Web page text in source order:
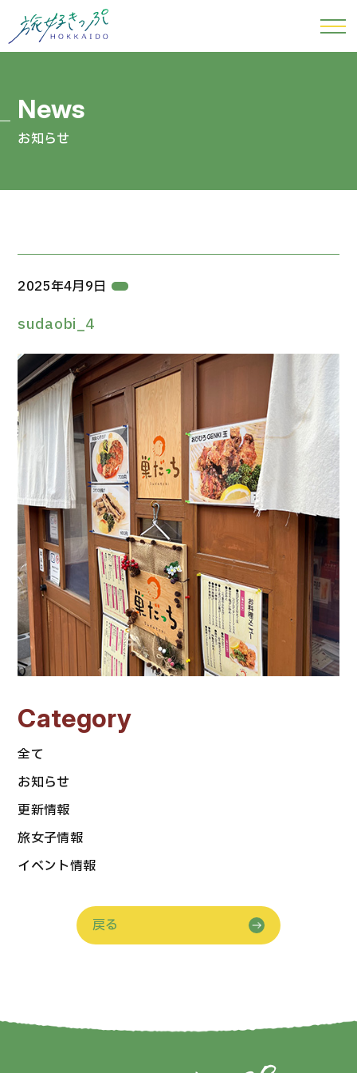
お知らせ
2025年4月9日
sudaobi_4
Category
全て
お知らせ
更新情報
旅女子情報
イベント情報
戻る